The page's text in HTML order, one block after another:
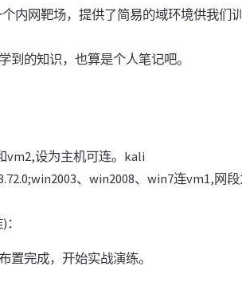
内网靶场，提供了简易的域环境供我们
到的知识，也算是个人笔记吧。
vm2,设为主机可连。kali
、win2008、win7连vm1,网段
完成，开始实战演练。